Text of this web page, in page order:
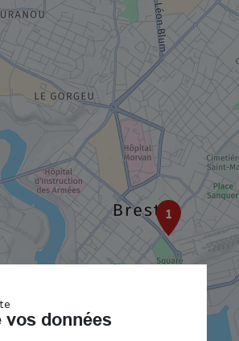
1
vos données